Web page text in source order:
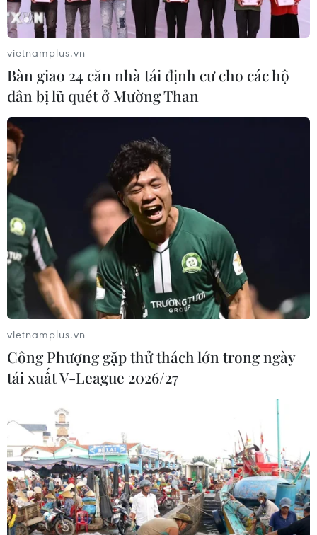
vietnamplus.vn
Bàn giao 24 căn nhà tái định cư cho các hộ
dân bị lũ quét ở Mường Than
vietnamplus.vn
Công Phượng gặp thử thách lớn trong ngày
tái xuất V-League 2026/27